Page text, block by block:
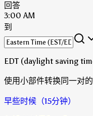
回答
3:00 AM
到
EDT (daylight saving
使用小部件转换同一对的
早些时候（15分钟）